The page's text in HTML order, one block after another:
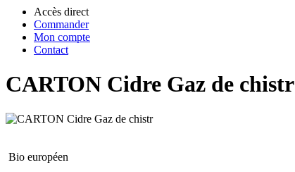
Accès direct
Commander
Mon compte
Contact
CARTON Cidre Gaz de chistr
Bio européen